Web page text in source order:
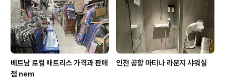
베트남 로컬 매트리스 가격과 판매
점 nem
인천 공항 마티나 라운지 샤워실